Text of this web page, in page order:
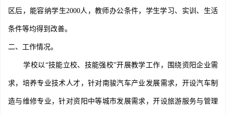
区后，能容纳学生2000人，教师办公条件，学生学习、实训、生活
条件等均得到改善。
二、工作情况。
学校以“技能立校、技能强校”开展教学工作，围绕资阳企业需
求，培养专业技术人才，针对南骏汽车产业发展需求，开设汽车制
造与维修专业，针对资阳中等城市发展需求，开设旅游服务与管理